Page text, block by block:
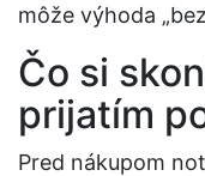
môže výhoda
Čo si
prijatím
Pred nákupom